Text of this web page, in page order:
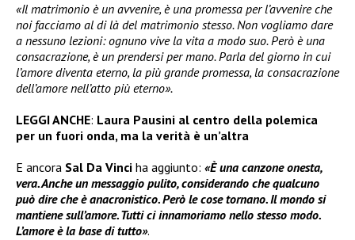
«Il matrimonio è un avvenire, è una promessa per l’avvenire che
noi facciamo al di là del matrimonio stesso. Non vogliamo dare
a nessuno lezioni: ognuno vive la vita a modo suo. Però è una
consacrazione, è un prendersi per mano. Parla del giorno in cui
l’amore diventa eterno, la più grande promessa, la consacrazione
dell’amore nell’atto più eterno».
LEGGI ANCHE: Laura Pausini al centro della polemica
per un fuori onda, ma la verità è un’altra
E ancora Sal Da Vinci ha aggiunto: «È una canzone onesta,
vera. Anche un messaggio pulito, considerando che qualcuno
può dire che è anacronistico. Però le cose tornano. Il mondo si
mantiene sull’amore. Tutti ci innamoriamo nello stesso modo.
L’amore è la base di tutto».